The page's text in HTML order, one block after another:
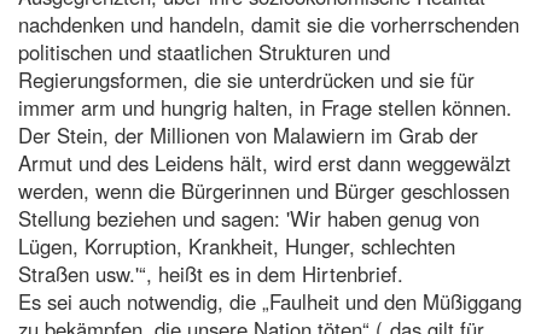
nachdenken und handeln, damit sie die vorherrschenden
politischen und staatlichen Strukturen und
Regierungsformen, die sie unterdrücken und sie für
immer arm und hungrig halten, in Frage stellen können.
Der Stein, der Millionen von Malawiern im Grab der
Armut und des Leidens hält, wird erst dann weggewälzt
werden, wenn die Bürgerinnen und Bürger geschlossen
Stellung beziehen und sagen: 'Wir haben genug von
Lügen, Korruption, Krankheit, Hunger, schlechten
Straßen usw.'“, heißt es in dem Hirtenbrief.
Es sei auch notwendig, die „Faulheit und den Müßiggang